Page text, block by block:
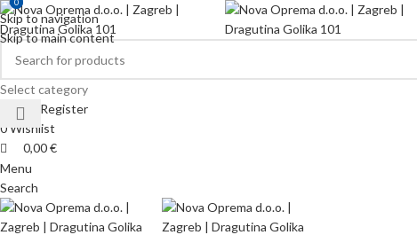
Skip to navigation
Skip to main content
Select category
Login / Register
0 Wishlist
0
0,00€
Menu
Search
0